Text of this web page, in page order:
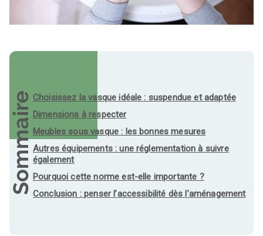
SommaireChoisissez la vasque idéale : suspendue et adaptée
Dimensions à respecter
Meubles sous vasque : les bonnes mesures
Autres équipements : une réglementation à suivre
également
Pourquoi cette norme est-elle importante ?
Conclusion : penser l’accessibilité dès l’aménagement